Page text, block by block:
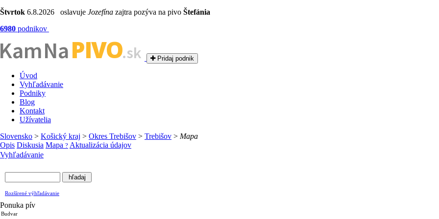
Štvrtok 6.8.2026 oslavuje Jozefína zajtra pozýva na pivo Štefánia
6980 podnikov
NaPIVO.sk Pridaj podnik
Úvod
Vyhľadávanie
Podniky
Blog
Kontakt
Užívatelia
Slovensko > Košický kraj > Okres Trebišov > Trebišov > Mapa
Opis Diskusia Mapa ? Aktualizácia údajov
Vyhľadávanie
Rozšírené výhľadávanie
Ponuka pív
Budvar